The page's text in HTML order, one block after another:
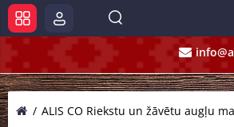
ALIS CO Riekstu un žāvētu augļu